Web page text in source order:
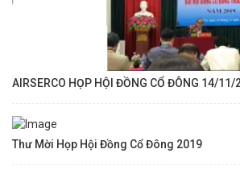
AIRSERCO HỌP HỘI ĐỒNG CỔ ĐÔNG 14/11/
Thư Mời Họp Hội Đồng Cổ Đông 2019